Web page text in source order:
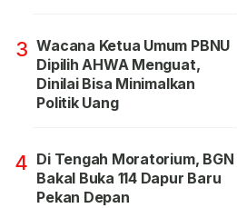
3 Wacana Ketua Umum PBNU
Dipilih AHWA Menguat,
Dinilai Bisa Minimalkan
Politik Uang
4 Di Tengah Moratorium, BGN
Bakal Buka 114 Dapur Baru
Pekan Depan